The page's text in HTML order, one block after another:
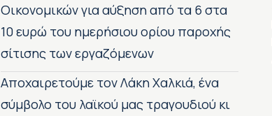
Οικονομικών για αύξηση από τα 6 στα
10 ευρώ του ημερήσιου ορίου παροχής
σίτισης των εργαζόμενων
Αποχαιρετούμε τον Λάκη Χαλκιά, ένα
σύμβολο του λαϊκού μας τραγουδιού κι